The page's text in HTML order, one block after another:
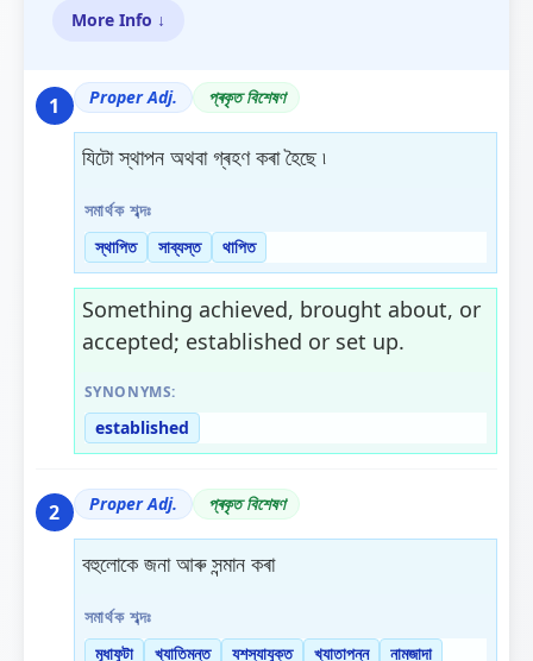
More Info ↓
1 Proper Adj. প্ৰকৃত বিশেষণ
যিটো স্থাপন অথবা গ্ৰহণ কৰা হৈছে ৷
সমাৰ্থক শব্দঃ
স্থাপিত
সাব্যস্ত থাপিত
Something achieved, brought about, or
accepted; established or set up.
SYNONYMS:
established
2 Proper Adj. প্ৰকৃত বিশেষণ
বহুলোকে জনা আৰু সন্মান কৰা
সমাৰ্থক শব্দঃ
মূধাফুটা
খ্যাতিমন্ত যশস্যাযুক্ত খ্যাতাপন্ন
নামজাদা